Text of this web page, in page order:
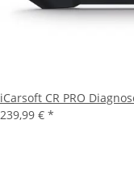
iCarsoft CR PRO
239,99 € *